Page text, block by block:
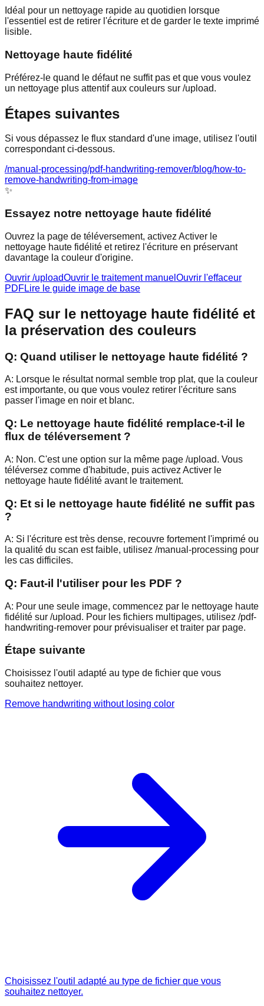
Idéal pour un nettoyage rapide au quotidien lorsque
l'essentiel est de retirer l'écriture et de garder le texte imprimé
lisible.
Nettoyage haute fidélité
Préférez-le quand le défaut ne suffit pas et que vous voulez
un nettoyage plus attentif aux couleurs sur /upload.
Étapes suivantes
Si vous dépassez le flux standard d'une image, utilisez l'outil
correspondant ci-dessous.
/manual-processing/pdf-handwriting-remover/blog/how-to-
remove-handwriting-from-image
✨
Essayez notre nettoyage haute fidélité
Ouvrez la page de téléversement, activez Activer le
nettoyage haute fidélité et retirez l'écriture en préservant
davantage la couleur d'origine.
Ouvrir /uploadOuvrir le traitement manuel Ouvrir l'effaceur
PDFLire le guide image de base
FAQ sur le nettoyage haute fidélité et
la préservation des couleurs
Q: Quand utiliser le nettoyage haute fidélité ?
A: Lorsque le résultat normal semble trop plat, que la couleur
est importante, ou que vous voulez retirer l'écriture sans
passer l'image en noir et blanc.
Q: Le nettoyage haute fidélité remplace-t-il le
flux de téléversement ?
A: Non. C'est une option sur la même page /upload. Vous
téléversez comme d'habitude, puis activez Activer le
nettoyage haute fidélité avant le traitement.
Q: Et si le nettoyage haute fidélité ne suffit pas
?
A: Si l'écriture est très dense, recouvre fortement l'imprimé ou
la qualité du scan est faible, utilisez /manual-processing pour
les cas difficiles.
Q: Faut-il l'utiliser pour les PDF ?
A: Pour une seule image, commencez par le nettoyage haute
fidélité sur /upload. Pour les fichiers multipages, utilisez /pdf-
handwriting-remover pour prévisualiser et traiter par page.
Étape suivante
Choisissez l'outil adapté au type de fichier que vous
souhaitez nettoyer.
Remove handwriting without losing color
Choisissez l'outil adapté au type de fichier que vous
souhaitez nettoyer.